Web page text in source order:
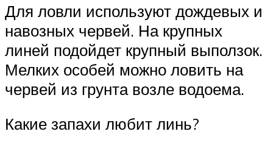
Для ловли используют дождевых и
навозных червей. На крупных
линей подойдет крупный выползок.
Мелких особей можно ловить на
червей из грунта возле водоема.
Какие запахи любит линь?